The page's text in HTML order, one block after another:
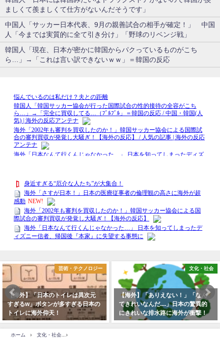
ましくて羨ましくて仕方がないんだそうです」
中国人「サッカー日本代表、9月の親善試合の相手が確定！」 中国
人「今までは実質的に全て引き分け」「野球のリベンジ戦」
韓国人「現在、日本が密かに韓国からパクっているものがこち
ら…」→「これは言い訳できないｗｗ」＝韓国の反応
ロジー
元
本の
【海外】「ありえない！」「なん
てきれいなんだ....」日本の驚異的
にきれいな排水路に海外が衝撃！
【海外】「今はタイミング
ぎるw」「ロシアに送って
日本の伝説の石「殺生石」
二つに割れ海外騒然！
ホーム 文化・社会